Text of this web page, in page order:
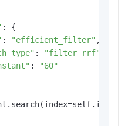
: {
: "efficient_filter" ,
: "filter_rrf"
:
"60"